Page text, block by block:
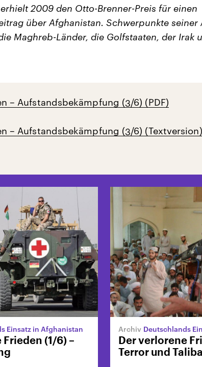
2009 den Otto-Brenner-Preis für einen
über Afghanistan. Schwerpunkte seiner
Maghreb-Länder, die Golfstaaten, der Irak
– Aufstandsbekämpfung (3/6) (PDF)
– Aufstandsbekämpfung (3/6) (Textversion)
Einsatz in Afghanistan
Frieden (1/6) –
Deutschlands
Der verlorene
Terror und